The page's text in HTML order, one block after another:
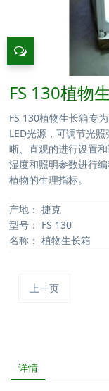
FS 130植物
FS 130植物生长箱专
LED光源，可调节光
晰、直观的进行设置
湿度和照明参数进行
植物的生理指标。
产地： 捷克
型号： FS 130
名称： 植物生长箱
上一页
详情